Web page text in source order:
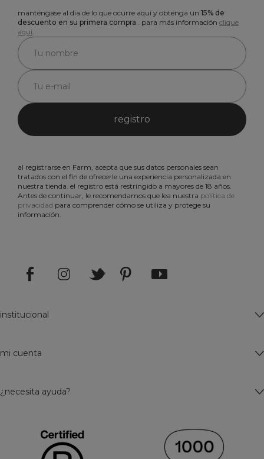
manténgase al día de lo que ocurre aquí y obtenga un 15% de
descuento en su primera compra . para más información clique
aqui.
registro
al registrarse en Farm, acepta que sus datos personales sean
tratados con el fin de ofrecerle una experiencia personalizada en
nuestra tienda. el registro está restringido a mayores de 18 años.
Antes de continuar, le recomendamos que lea nuestra política de
privacidad para comprender cómo se utiliza y protege su
información.
institucional
mi cuenta
¿necesita ayuda?